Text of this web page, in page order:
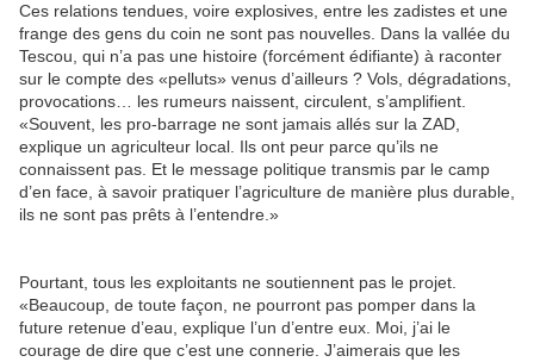
Ces relations tendues, voire explosives, entre les zadistes et une
frange des gens du coin ne sont pas nouvelles. Dans la vallée du
Tescou, qui n’a pas une histoire (forcément édifiante) à raconter
sur le compte des «pelluts» venus d’ailleurs ? Vols, dégradations,
provocations… les rumeurs naissent, circulent, s’amplifient.
«Souvent, les pro-barrage ne sont jamais allés sur la ZAD,
explique un agriculteur local. Ils ont peur parce qu’ils ne
connaissent pas. Et le message politique transmis par le camp
d’en face, à savoir pratiquer l’agriculture de manière plus durable,
ils ne sont pas prêts à l’entendre.»
Pourtant, tous les exploitants ne soutiennent pas le projet.
«Beaucoup, de toute façon, ne pourront pas pomper dans la
future retenue d’eau, explique l’un d’entre eux. Moi, j’ai le
courage de dire que c’est une connerie. J’aimerais que les